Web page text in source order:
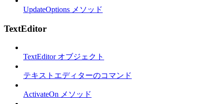
UpdateOptions メソッド
TextEditor
TextEditor オブジェクト
テキストエディターのコマンド
ActivateOn メソッド